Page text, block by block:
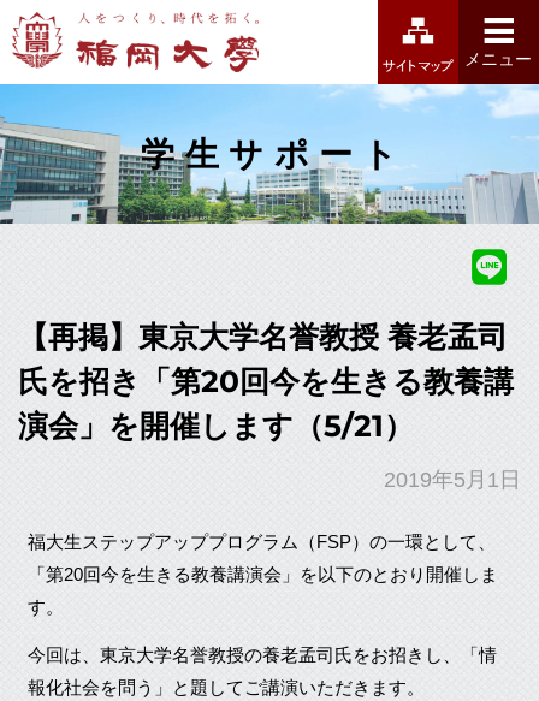
メニュー
学生サポート
Facebook
Twitter
【再掲】東京大学名誉教授 養老孟司
氏を招き「第20回今を生きる教養講
演会」を開催します（5/21）
2019年5月1日
福大生ステップアッププログラム（FSP）の一環として、
「第20回今を生きる教養講演会」を以下のとおり開催しま
す。
今回は、東京大学名誉教授の養老孟司氏をお招きし、「情
報化社会を問う」と題してご講演いただきます。